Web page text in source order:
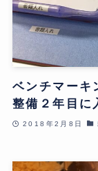
ベンチマーキ
整備２年目に
2018年2月8日